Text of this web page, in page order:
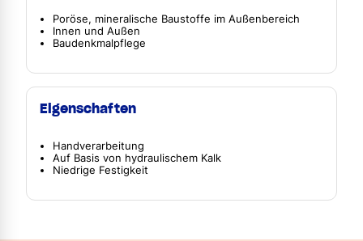
Poröse, mineralische Baustoffe im Außenbereich
Innen und Außen
Baudenkmalpflege
Eigenschaften
Handverarbeitung
Auf Basis von hydraulischem Kalk
Niedrige Festigkeit